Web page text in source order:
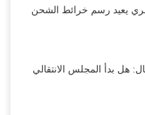
فدغم مع تحوله من معسكر
سباق بين طارق والإصلاح
يعيد رسم خرائط الشحن
هل بدأ المجلس الانتقالي